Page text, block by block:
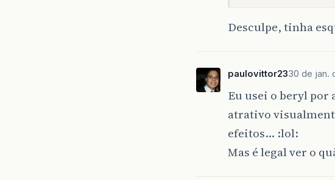
Desculpe, tinha
paulovittor2330 de jan.
Eu usei o beryl por
atrativo
efeitos… :lol:
Mas é legal ver o